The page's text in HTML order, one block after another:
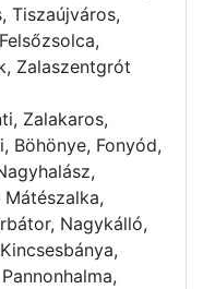
Tiszaújváros,
Zalaszentgrót
Zalakaros,
Böhönye, Fonyód,
Nagykálló,